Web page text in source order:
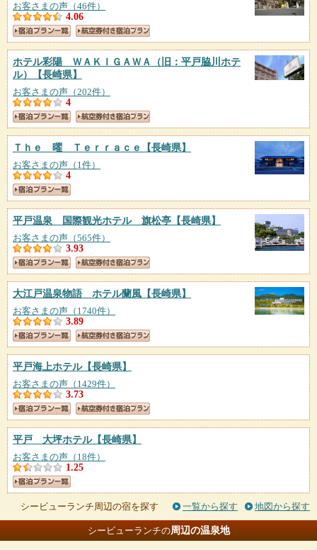
お客さまの声（46件）
4.06
ホテル彩陽 ＷＡＫＩＧＡＷＡ（旧：平戸脇川ホテ
ル）
【長崎県】
お客さまの声（202件）
4
Ｔｈｅ 曜 Ｔｅｒｒａｃｅ 【長崎県】
お客さまの声（1件）
4
平戸温泉 国際観光ホテル 旗松亭 【長崎県】
お客さまの声（565件）
3.93
大江戸温泉物語 ホテル蘭風 【長崎県】
お客さまの声（1740件）
3.89
平戸海上ホテル【長崎県】
お客さまの声（1429件）
3.73
平戸 大坪ホテル【長崎県】
お客さまの声（18件）
1.25
シービューランチ周辺の宿を探す 一覧から探す 地図から探す
シービューランチの周辺の温泉地